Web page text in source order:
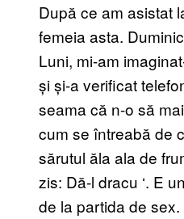
După ce am asistat
femeia asta.
Luni, mi-am
și și-a verificat
seama că n-o să
cum se întreabă de
sărutul ăla ala de
zis: Dă-l dracu ‘. E
de la partida de